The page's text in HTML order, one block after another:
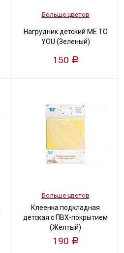
Больше цветов
Нагрудник детский ME TO
YOU (Зеленый)
150 Р
Больше цветов
Клеенка подкладная
детская с ПВХ-покрытием
(Желтый)
190 Р